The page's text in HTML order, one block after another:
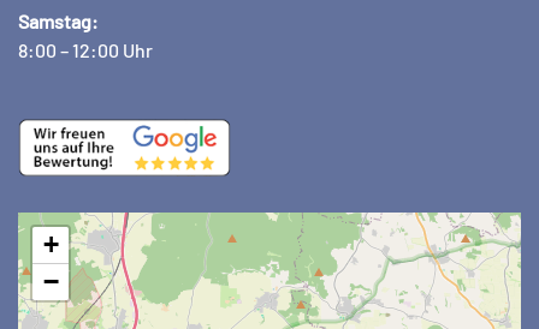
Samstag:
8:00 – 12:00 Uhr
+
−